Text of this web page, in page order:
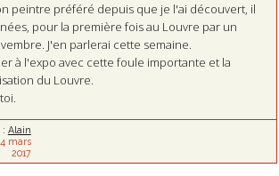
peintre préféré depuis que je l'ai découvert, il
pour la première fois au Louvre par un
J'en parlerai cette semaine.
à l'expo avec cette foule importante et la
du Louvre.
: Alain
mars
2017